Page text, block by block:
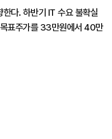
다. 하반기 IT 수요 불확실
표주가를 33만원에서 40만